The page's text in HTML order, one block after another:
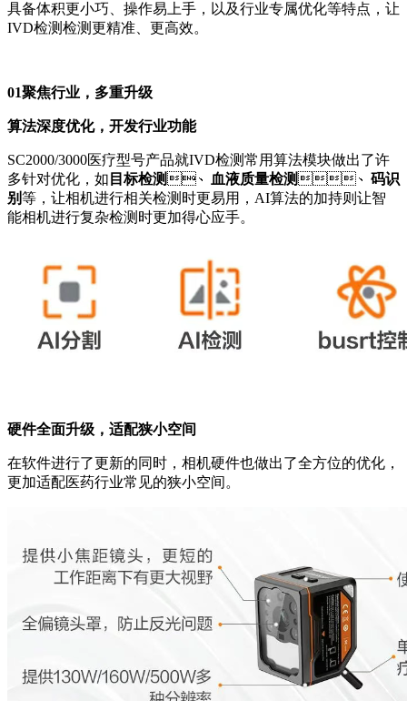
具备体积更小巧、操作易上手，以及行业专属优化等特点，让
IVD检测检测更精准、更高效。
01聚焦行业，多重升级
算法深度优化，开发行业功能
SC2000/3000医疗型号产品就IVD检测常用算法模块做出了许
多针对优化，如 目标检测、 血液质量检测、 码识
别等，让相机进行相关检测时更易用，AI算法的加持则让智
能相机进行复杂检测时更加得心应手。
硬件全面升级，适配狭小空间
在软件进行了更新的同时，相机硬件也做出了全方位的优化，
更加适配医药行业常见的狭小空间。